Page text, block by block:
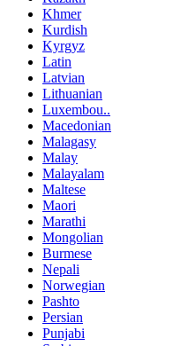
Khmer
Kurdish
Kyrgyz
Latin
Latvian
Lithuanian
Luxembou..
Macedonian
Malagasy
Malay
Malayalam
Maltese
Maori
Marathi
Mongolian
Burmese
Nepali
Norwegian
Pashto
Persian
Punjabi